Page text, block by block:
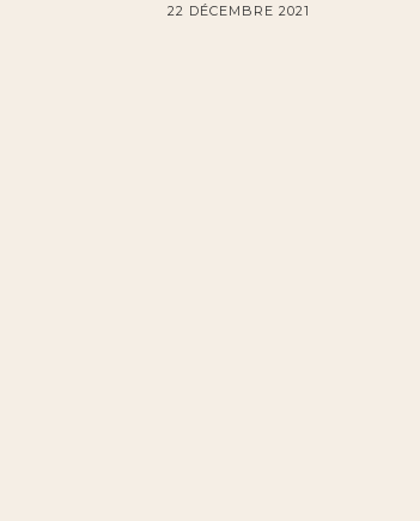
22 DÉCEMBRE 2021